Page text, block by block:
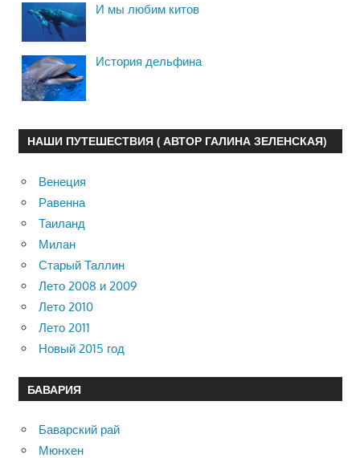
И мы любим китов
История дельфина
НАШИ ПУТЕШЕСТВИЯ ( АВТОР ГАЛИНА ЗЕЛЕНСКАЯ)
Венеция
Равенна
Таиланд
Милан
Старый Таллин
Лето 2008 и 2009
Лето 2010
Лето 2011
Новый 2015 год
БАВАРИЯ
Баварский рай
Мюнхен